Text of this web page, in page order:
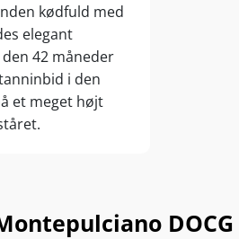
kødfuld med
elegant
42 måneder
i den
et meget højt